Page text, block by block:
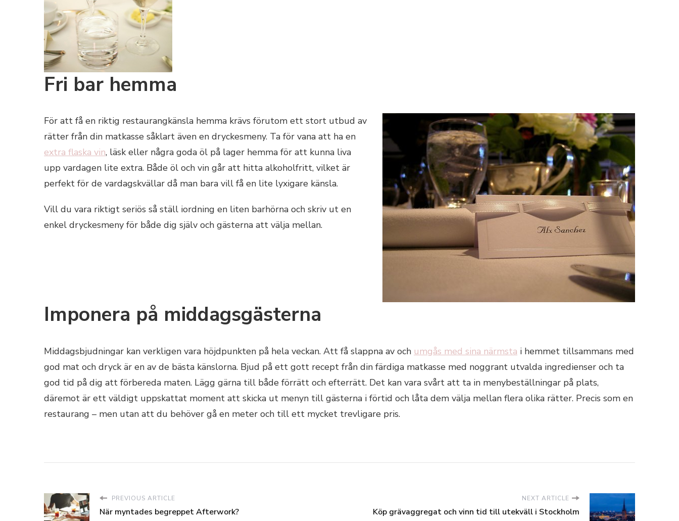
Fri bar hemma
För att få en riktig restaurangkänsla hemma krävs förutom ett stort utbud av
rätter från din matkasse såklart även en dryckesmeny. Ta för vana att ha en
extra flaska vin, läsk eller några goda öl på lager hemma för att kunna liva
upp vardagen lite extra. Både öl och vin går att hitta alkoholfritt, vilket är
perfekt för de vardagskvällar då man bara vill få en lite lyxigare känsla.
Vill du vara riktigt seriös så ställ iordning en liten barhörna och skriv ut en
enkel dryckesmeny för både dig själv och gästerna att välja mellan.
Imponera på middagsgästerna
Middagsbjudningar kan verkligen vara höjdpunkten på hela veckan. Att få slappna av och umgås med sina närmsta i hemmet tillsammans med
god mat och dryck är en av de bästa känslorna. Bjud på ett gott recept från din färdiga matkasse med noggrant utvalda ingredienser och ta
god tid på dig att förbereda maten. Lägg gärna till både förrätt och efterrätt. Det kan vara svårt att ta in menybeställningar på plats,
däremot är ett väldigt uppskattat moment att skicka ut menyn till gästerna i förtid och låta dem välja mellan flera olika rätter. Precis som en
restaurang – men utan att du behöver gå en meter och till ett mycket trevligare pris.
PREVIOUS ARTICLE
När myntades begreppet Afterwork?
NEXT ARTICLE
Köp grävaggregat och vinn tid till utekväll i Stockholm